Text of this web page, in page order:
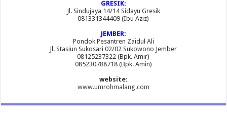
GRESIK:
Jl. Sindujaya 14/14 Sidayu Gresik
081331344409 (Ibu Aziz)
JEMBER:
Pondok Pesantren Zaidul Ali
Jl. Stasiun Sukosari 02/02 Sukowono Jember
08125237322 (Bpk. Amir)
085230788718 (Bpk. Amin)
website:
www.umrohmalang.com